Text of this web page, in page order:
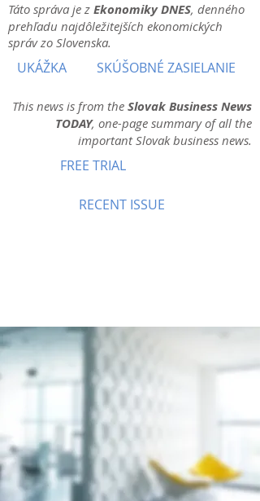
Táto správa je z Ekonomiky DNES, denného
prehľadu najdôležitejších ekonomických
správ zo Slovenska.
UKÁŽKA SKÚŠOBNÉ ZASIELANIE
This news is from the Slovak Business News
TODAY, one-page summary of all the
important Slovak business news.
FREE TRIAL
RECENT ISSUE